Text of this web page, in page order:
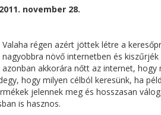
november 28.
Valaha régen azért jöttek létre a
nagyobbra növő internetben és
azonban akkorára nőtt az internet,
hogy milyen célból keresünk, ha
jelennek meg és hosszasan
is hasznos.